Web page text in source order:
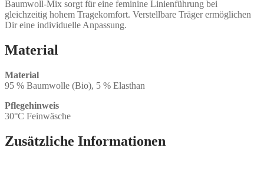
Baumwoll-Mix sorgt für eine feminine Linienführung bei
gleichzeitig hohem Tragekomfort. Verstellbare Träger ermöglichen
Dir eine individuelle Anpassung.
Material
Material
95 % Baumwolle (Bio), 5 % Elasthan
Pflegehinweis
30°C Feinwäsche
Zusätzliche Informationen